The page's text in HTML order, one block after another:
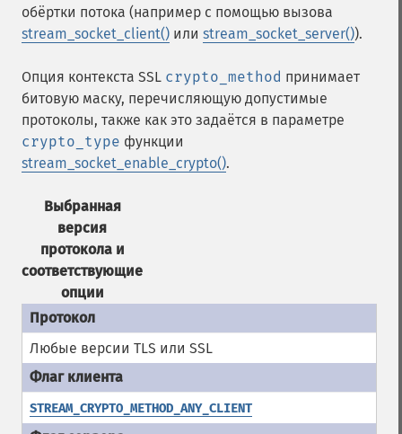
обёртки потока (например с помощью вызова
stream_socket_client() или stream_socket_server()).
Опция контекста SSL crypto_method принимает
битовую маску, перечисляющую допустимые
протоколы, также как это задаётся в параметре
crypto_type функции
stream_socket_enable_crypto().
Выбранная
версия
протокола и
соответствующие
опции
Любые версии TLS или SSL
STREAM_CRYPTO_METHOD_ANY_CLIENT